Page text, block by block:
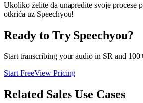
Ukoliko želite da unapredite svoje procese
otkrića uz Speechyou!
Ready to Try Speechyou?
Start transcribing your audio in SR and
Start FreeView Pricing
Related Sales Use Cases